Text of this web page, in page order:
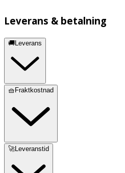
Leverans & betalning
🚚Leverans
🧺Fraktkostnad
🚀Leveranstid